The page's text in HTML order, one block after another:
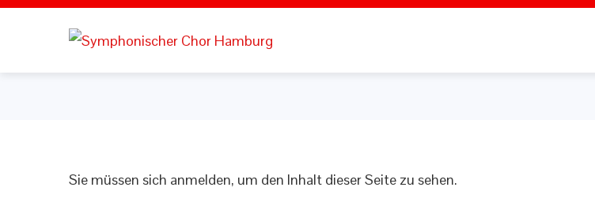
Sie müssen sich anmelden, um den Inhalt dieser Seite zu sehen.